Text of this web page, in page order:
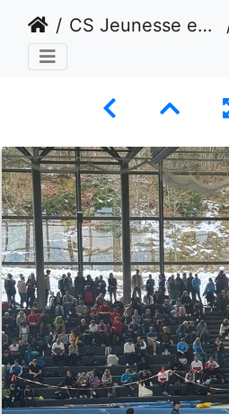
CS Jeunesse en salle Février 2025 - Macolin